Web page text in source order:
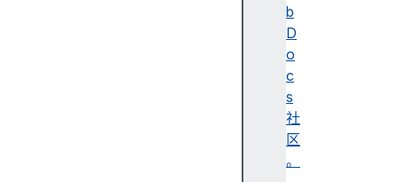
b
D
o
c
s
社
区
。